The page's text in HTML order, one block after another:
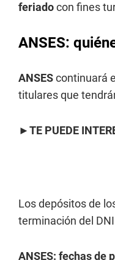
feriadocon fines
ANSES:
ANSEScontinuará
titulares que
►TE PUEDE
Los depósitos de
terminación del
ANSES: fechas de